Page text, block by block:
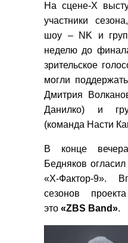
На сцене-Х
участники
шоу – NK и
неделю до
зрительское
могли
Дмитрия
Данилко) и
(команда Насти
В конце
Бедняков
«Х-Фактор-9».
сезонов
это «ZBS Band».